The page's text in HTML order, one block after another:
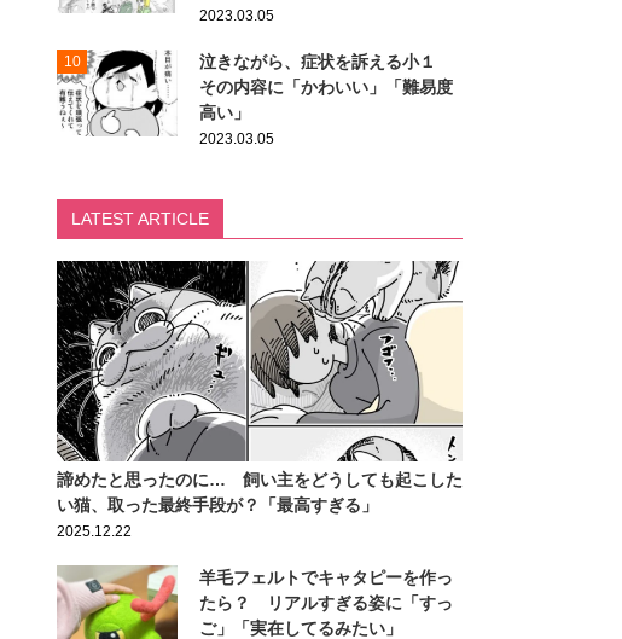
2023.03.05
10
泣きながら、症状を訴える小１
その内容に「かわいい」「難易度
高い」
2023.03.05
LATEST ARTICLE
諦めたと思ったのに… 飼い主をどうしても起こした
い猫、取った最終手段が？「最高すぎる」
2025.12.22
羊毛フェルトでキャタピーを作っ
たら？ リアルすぎる姿に「すっ
ご」「実在してるみたい」